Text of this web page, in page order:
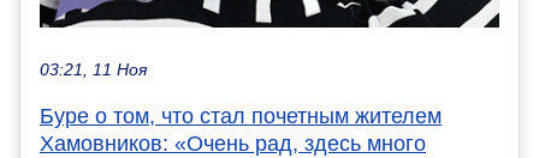
03:21, 11 Ноя
Буре о том, что стал почетным жителем
Хамовников: «Очень рад, здесь много